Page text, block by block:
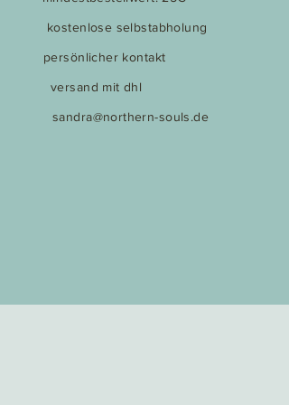
kostenlose selbstabholung
persönlicher kontakt
versand mit dhl
sandra@northern-souls.de